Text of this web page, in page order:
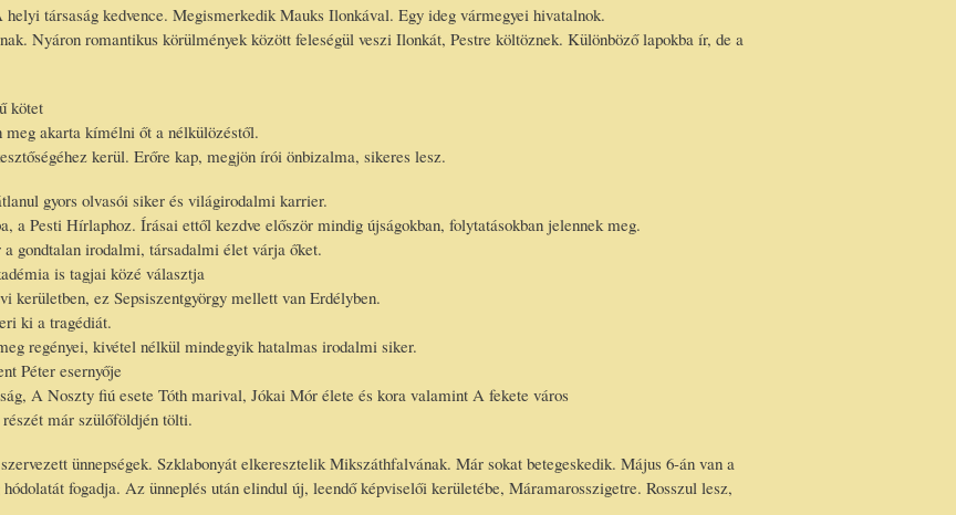
társaság kedvence. Megismerkedik Mauks Ilonkával. Egy ideg vármegyei hivatalnok.
Nyáron romantikus körülmények között feleségül veszi Ilonkát, Pestre költöznek. Különböző lapokba ír, de a
kötet
akarta kímélni őt a nélkülözéstől.
kerül. Erőre kap, megjön írói önbizalma, sikeres lesz.
gyors olvasói siker és világirodalmi karrier.
a Pesti Hírlaphoz. Írásai ettől kezdve először mindig újságokban, folytatásokban jelennek meg.
gondtalan irodalmi, társadalmi élet várja őket.
is tagjai közé választja
ez Sepsiszentgyörgy mellett van Erdélyben.
ki a tragédiát.
regényei, kivétel nélkül mindegyik hatalmas irodalmi siker.
Péter esernyője
A Noszty fiú esete Tóth marival, Jókai Mór élete és kora valamint A fekete város
már szülőföldjén tölti.
ünnepségek. Szklabonyát elkeresztelik Mikszáthfalvának. Már sokat betegeskedik. Május 6-án van a
fogadja. Az ünneplés után elindul új, leendő képviselői kerületébe, Máramarosszigetre. Rosszul lesz,